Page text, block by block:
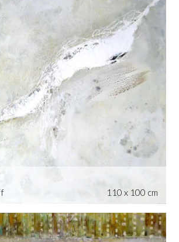
110 x 100 cm